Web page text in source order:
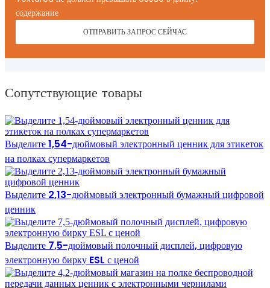
содержание
ОТПРАВИТЬ ЗАПРОС СЕЙЧАС
Сопутствующие товары
Выделите 1,54-дюймовый электронный ценник для этикеток
на полках супермаркетов
Выделите 2,13-дюймовый электронный бумажный цифровой
ценник
Выделите 7,5-дюймовый полочный дисплей, цифровую
электронную бирку ESL с ценой